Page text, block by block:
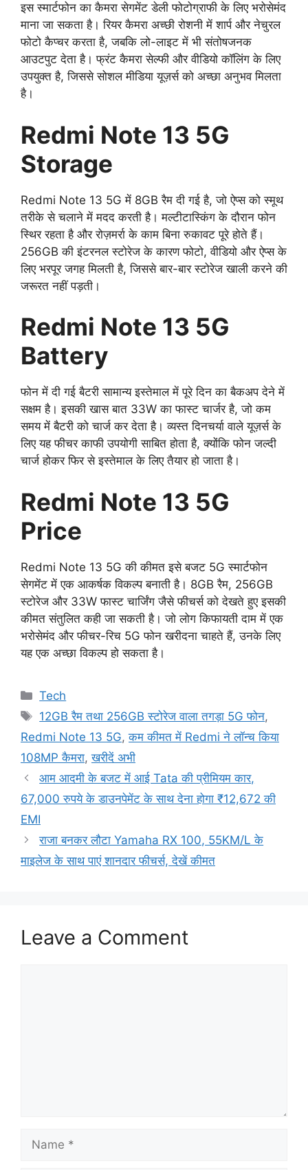
इस स्मार्टफोन का कैमरा सेगमेंट डेली फोटोग्राफी के लिए भरोसेमंद
माना जा सकता है। रियर कैमरा अच्छी रोशनी में शार्प और नेचुरल
फोटो कैप्चर करता है, जबकि लो-लाइट में भी संतोषजनक
आउटपुट देता है। फ्रंट कैमरा सेल्फी और वीडियो कॉलिंग के लिए
उपयुक्त है, जिससे सोशल मीडिया यूज़र्स को अच्छा अनुभव मिलता
है।
Redmi Note 13 5G
Storage
Redmi Note 13 5G में 8GB रैम दी गई है, जो ऐप्स को स्मूथ
तरीके से चलाने में मदद करती है। मल्टीटास्किंग के दौरान फोन
स्थिर रहता है और रोज़मर्रा के काम बिना रुकावट पूरे होते हैं।
256GB की इंटरनल स्टोरेज के कारण फोटो, वीडियो और ऐप्स के
लिए भरपूर जगह मिलती है, जिससे बार-बार स्टोरेज खाली करने की
जरूरत नहीं पड़ती।
Redmi Note 13 5G
Battery
फोन में दी गई बैटरी सामान्य इस्तेमाल में पूरे दिन का बैकअप देने में
सक्षम है। इसकी खास बात 33W का फास्ट चार्जर है, जो कम
समय में बैटरी को चार्ज कर देता है। व्यस्त दिनचर्या वाले यूज़र्स के
लिए यह फीचर काफी उपयोगी साबित होता है, क्योंकि फोन जल्दी
चार्ज होकर फिर से इस्तेमाल के लिए तैयार हो जाता है।
Redmi Note 13 5G
Price
Redmi Note 13 5G की कीमत इसे बजट 5G स्मार्टफोन
सेगमेंट में एक आकर्षक विकल्प बनाती है। 8GB रैम, 256GB
स्टोरेज और 33W फास्ट चार्जिंग जैसे फीचर्स को देखते हुए इसकी
कीमत संतुलित कही जा सकती है। जो लोग किफायती दाम में एक
भरोसेमंद और फीचर-रिच 5G फोन खरीदना चाहते हैं, उनके लिए
यह एक अच्छा विकल्प हो सकता है।
Categories
Tech
Tags
12GB रैम तथा 256GB स्टोरेज वाला तगड़ा 5G फोन,
Redmi Note 13 5G,कम कीमत में Redmi ने लॉन्च किया
108MP कैमरा,खरीदें अभी
आम आदमी के बजट में आई Tata की प्रीमियम कार,
67,000 रुपये के डाउनपेमेंट के साथ देना होगा ₹12,672 की
EMI
राजा बनकर लौटा Yamaha RX 100, 55KM/L के
माइलेज के साथ पाएं शानदार फीचर्स, देखें कीमत
Leave a Comment